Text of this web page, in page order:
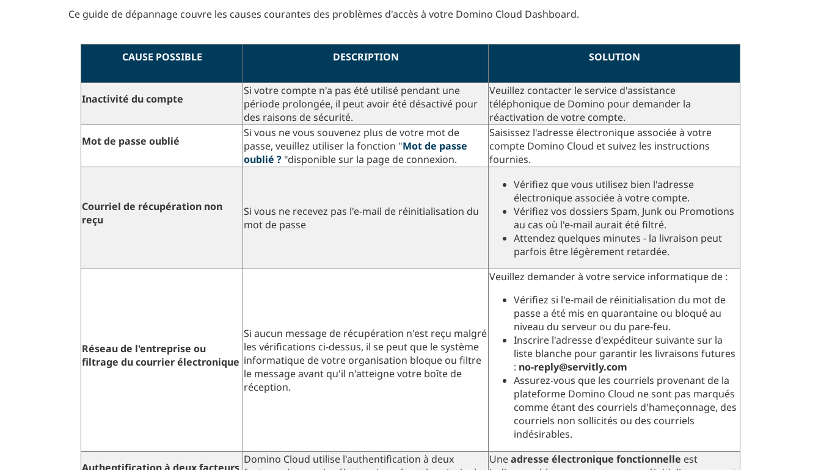
Ce guide de dépannage couvre les causes courantes des problèmes d'accès à votre Domino Cloud Dashboard.
CAUSE POSSIBLE DESCRIPTION SOLUTION
Inactivité du compte
Si votre compte n'a pas été utilisé pendant une
période prolongée, il peut avoir été désactivé pour
des raisons de sécurité.
Veuillez contacter le service d'assistance
téléphonique de Domino pour demander la
réactivation de votre compte.
Mot de passe oublié
Si vous ne vous souvenez plus de votre mot de
passe, veuillez utiliser la fonction "Mot de passe
oublié ? "disponible sur la page de connexion.
Saisissez l'adresse électronique associée à votre
compte Domino Cloud et suivez les instructions
fournies.
Courriel de récupération non
reçu
Si vous ne recevez pas l'e-mail de réinitialisation du
mot de passe
Vérifiez que vous utilisez bien l'adresse
électronique associée à votre compte.
Vérifiez vos dossiers Spam, Junk ou Promotions
au cas où l'e-mail aurait été filtré.
Attendez quelques minutes - la livraison peut
parfois être légèrement retardée.
Réseau de l'entreprise ou
filtrage du courrier électronique
Si aucun message de récupération n'est reçu malgré
les vérifications ci-dessus, il se peut que le système
informatique de votre organisation bloque ou filtre
le message avant qu'il n'atteigne votre boîte de
réception.
Veuillez demander à votre service informatique de :
Vérifiez si l'e-mail de réinitialisation du mot de
passe a été mis en quarantaine ou bloqué au
niveau du serveur ou du pare-feu.
Inscrire l'adresse d'expéditeur suivante sur la
liste blanche pour garantir les livraisons futures
: no-reply@servitly.com
Assurez-vous que les courriels provenant de la
plateforme Domino Cloud ne sont pas marqués
comme étant des courriels d'hameçonnage, des
courriels non sollicités ou des courriels
indésirables.
Domino Cloud utilise l'authentification à deux
Uneadresse électronique fonctionnelle est